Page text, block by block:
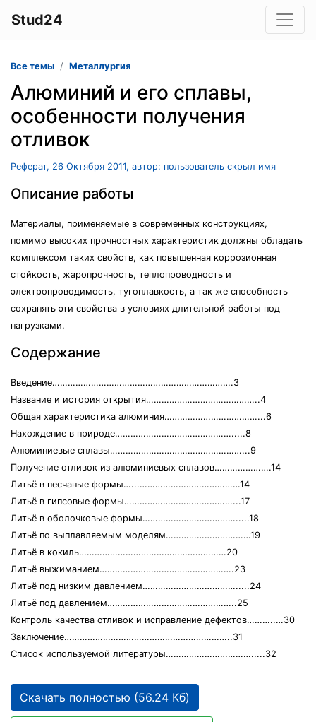
Stud24
Все темы Металлургия
Алюминий и его сплавы,
особенности получения
отливок
Реферат, 26 Октября 2011, автор: пользователь скрыл имя
Описание работы
Материалы, применяемые в современных конструкциях,
помимо высоких прочностных характеристик должны обладать
комплексом таких свойств, как повышенная коррозионная
стойкость, жаропрочность, теплопроводность и
электропроводимость, тугоплавкость, а так же способность
сохранять эти свойства в условиях длительной работы под
нагрузками.
Содержание
Введение…………………………………………………………….3
Название и история открытия……………………………………..4
Общая характеристика алюминия………………………………...6
Нахождение в природе……………………………………….....8
Алюминиевые сплавы……………………………………………...9
Получение отливок из алюминиевых сплавов………………….14
Литьё в песчаные формы…...…………………………………14
Литьё в гипсовые формы……………………………………...17
Литьё в оболочковые формы……………………………….....18
Литьё по выплавляемым моделям……………………………19
Литьё в кокиль…………………………………………………20
Литьё выжиманием…………………………………………….23
Литьё под низким давлением……………………………….....24
Литьё под давлением…………………………………………..25
Контроль качества отливок и исправление дефектов………..…30
Заключение………………………………………………………..31
Список используемой литературы…………………………….....32
Скачать полностью (56.24 Кб)